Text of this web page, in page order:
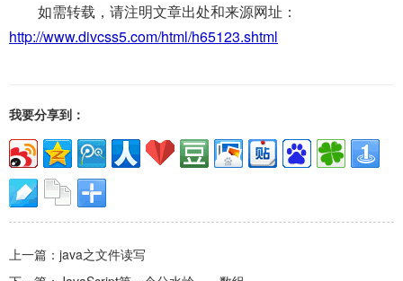
如需转载，请注明文章出处和来源网址：
http://www.divcss5.com/html/h65123.shtml
我要分享到：
上一篇： java之文件读写